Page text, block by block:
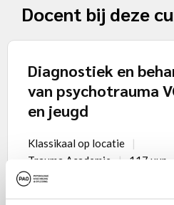
Docent bij deze
Diagnostiek en
van psychotrauma
en jeugd
Klassikaal op locatie
Trauma Academie
117 uur
Deze cursus bekijken